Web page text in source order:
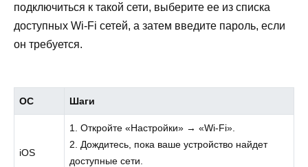
подключиться к такой сети, выберите ее из списка
доступных Wi-Fi сетей, а затем введите пароль, если
он требуется.
ОС Шаги
iOS
1. Откройте «Настройки» → «Wi-Fi».
2. Дождитесь, пока ваше устройство найдет
доступные сети.